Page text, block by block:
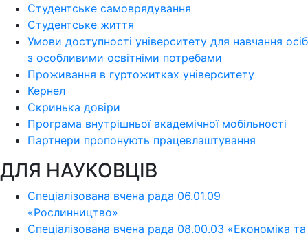
Студентське самоврядування
Студентське життя
Умови доступності університету для навчання осіб
з особливими освітніми потребами
Проживання в гуртожитках університету
Кернел
Скринька довіри
Програма внутрішньої академічної мобільності
Партнери пропонують працевлаштування
ДЛЯ НАУКОВЦІВ
Спеціалізована вчена рада 06.01.09
«Рослинництво»
Спеціалізована вчена рада 08.00.03 «Економіка та